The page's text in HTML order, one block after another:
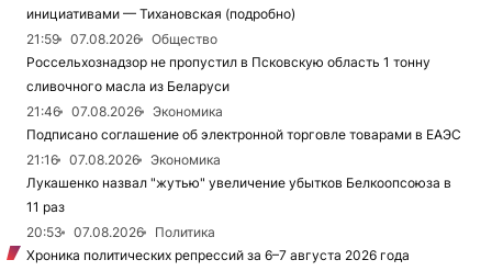
инициативами — Тихановская (подробно)
21:59
07.08.2026
Общество
Россельхознадзор не пропустил в Псковскую область 1 тонну
сливочного масла из Беларуси
21:46
07.08.2026
Экономика
Подписано соглашение об электронной торговле товарами в ЕАЭС
21:16
07.08.2026
Экономика
Лукашенко назвал "жутью" увеличение убытков Белкоопсоюза в
11 раз
20:53
07.08.2026
Политика
Хроника политических репрессий за 6–7 августа 2026 года